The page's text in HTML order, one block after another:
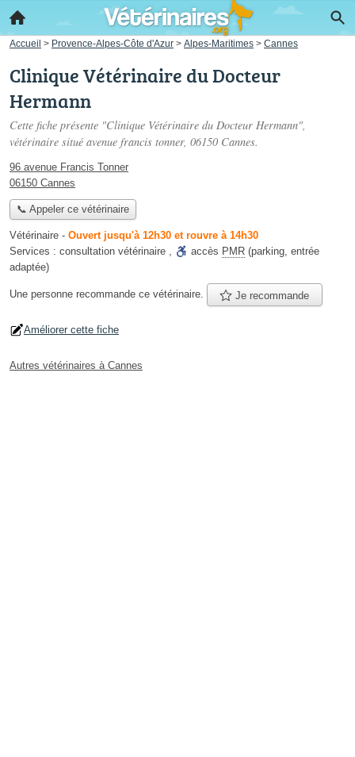
Accueil > Provence-Alpes-Côte d'Azur > Alpes-Maritimes > Cannes
Clinique Vétérinaire du Docteur
Hermann
Cette fiche présente "Clinique Vétérinaire du Docteur Hermann",
vétérinaire situé avenue francis tonner, 06150 Cannes.
96 avenue Francis Tonner
06150 Cannes
📞 Appeler ce vétérinaire
Vétérinaire - Ouvert jusqu'à 12h30 et rouvre à 14h30
Services : consultation vétérinaire , accès PMR (parking, entrée
adaptée)
Une personne recommande ce vétérinaire. Je recommande
Améliorer cette fiche
Autres vétérinaires à Cannes